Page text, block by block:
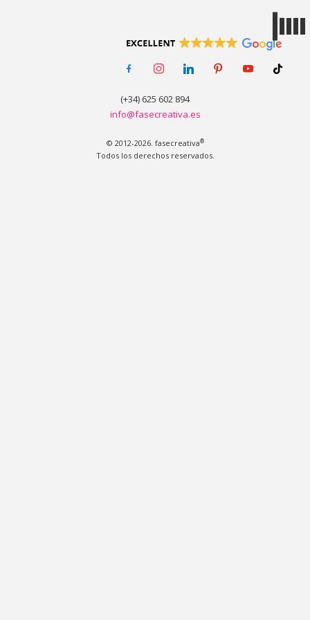
facebook-instagramlinkedin pinterestyoutube tiktok
(+34) 625 602 894
info@fasecreativa.es
© 2012-2026. fasecreativa®
Todos los derechos reservados.